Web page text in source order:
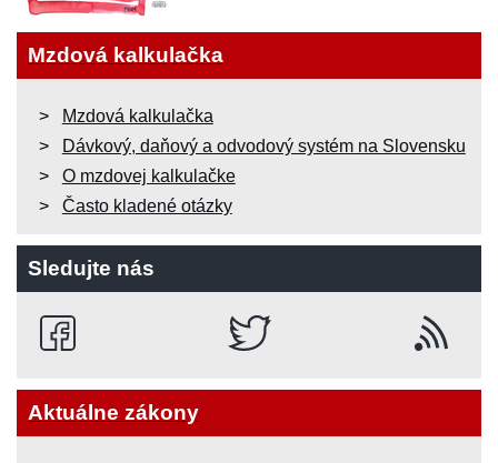
Mzdová kalkulačka
Mzdová kalkulačka
Dávkový, daňový a odvodový systém na Slovensku
O mzdovej kalkulačke
Často kladené otázky
Sledujte nás
Aktuálne zákony